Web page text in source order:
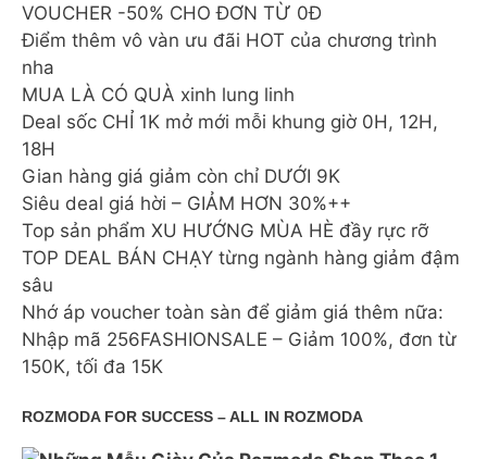
VOUCHER -50% CHO ĐƠN TỪ 0Đ
Điểm thêm vô vàn ưu đãi HOT của chương trình
nha
MUA LÀ CÓ QUÀ xinh lung linh
Deal sốc CHỈ 1K mở mới mỗi khung giờ 0H, 12H,
18H
Gian hàng giá giảm còn chỉ DƯỚI 9K
Siêu deal giá hời – GIẢM HƠN 30%++
Top sản phẩm XU HƯỚNG MÙA HÈ đầy rực rỡ
TOP DEAL BÁN CHẠY từng ngành hàng giảm đậm
sâu
Nhớ áp voucher toàn sàn để giảm giá thêm nữa:
Nhập mã 256FASHIONSALE – Giảm 100%, đơn từ
150K, tối đa 15K
ROZMODA FOR SUCCESS – ALL IN ROZMODA